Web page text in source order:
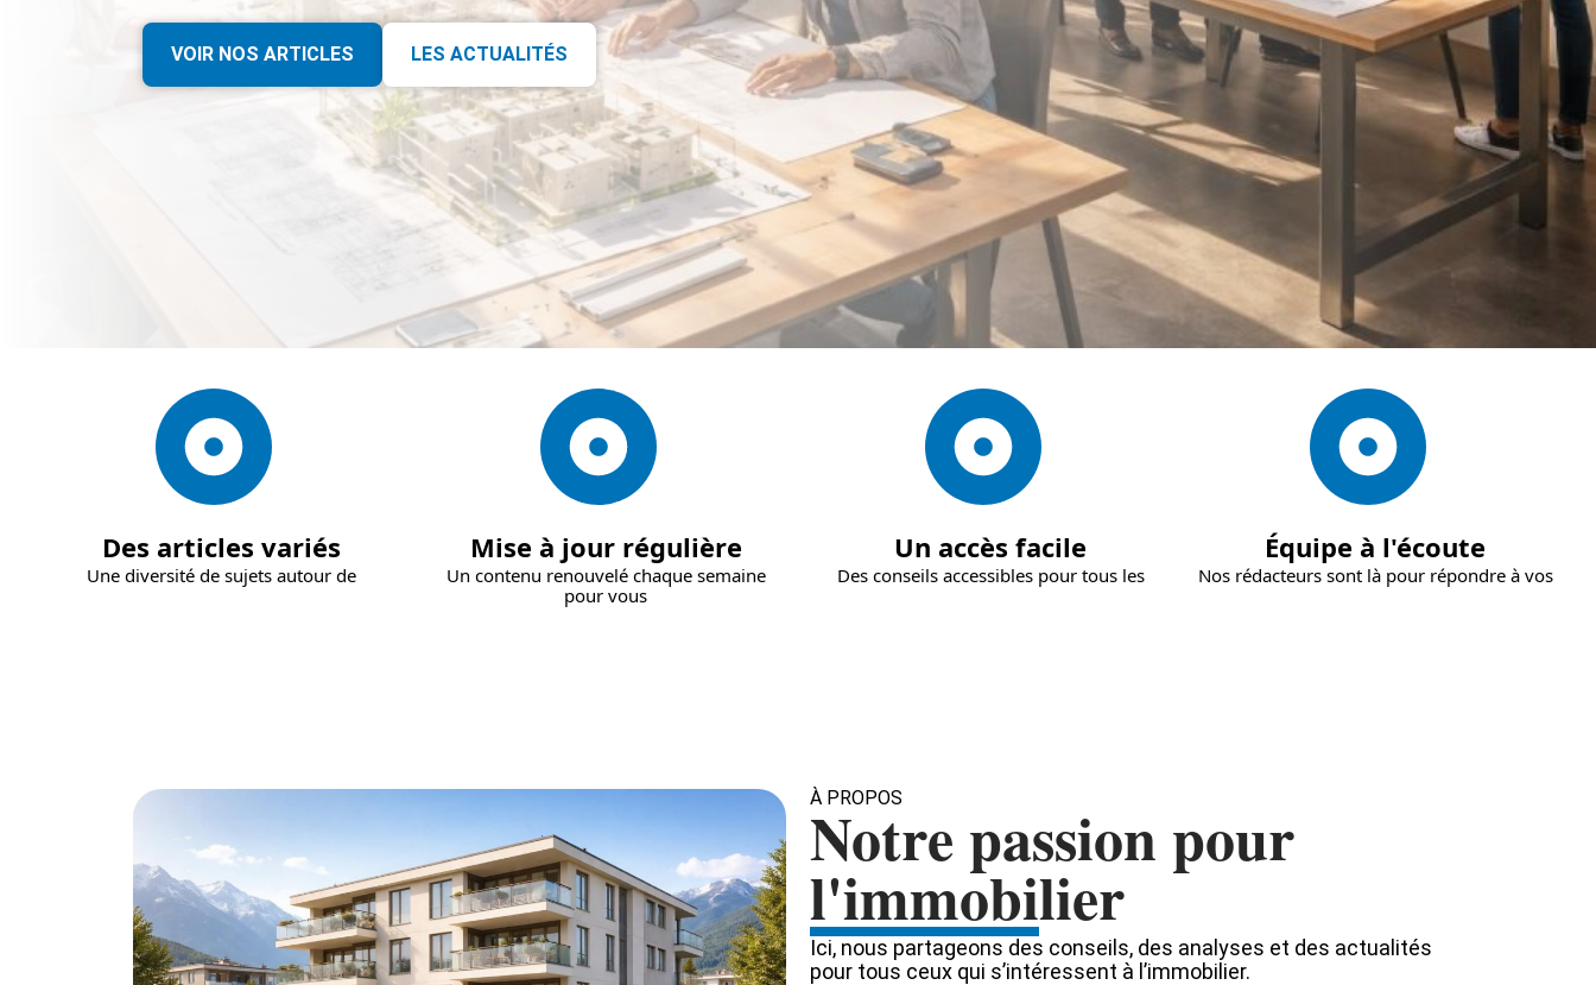
VOIR NOS ARTICLES LES ACTUALITÉS
Des articles variés
Une diversité de sujets autour de
Mise à jour régulière
Un contenu renouvelé chaque semaine
pour vous
Un accès facile
Des conseils accessibles pour tous les
Équipe à l'écoute
Nos rédacteurs sont là pour répondre à vos
À PROPOS
Notre passion pour
l'immobilier
Ici, nous partageons des conseils, des analyses et des actualités
pour tous ceux qui s’intéressent à l’immobilier.